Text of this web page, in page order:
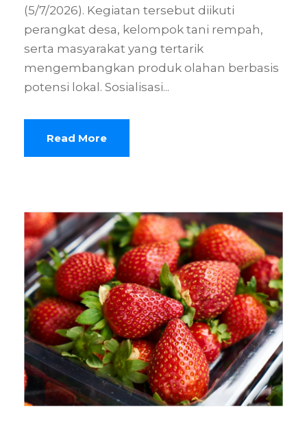
(5/7/2026). Kegiatan tersebut diikuti
perangkat desa, kelompok tani rempah,
serta masyarakat yang tertarik
mengembangkan produk olahan berbasis
potensi lokal. Sosialisasi...
Read More